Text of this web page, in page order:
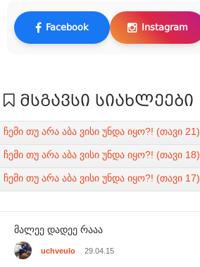
Facebook Instagram
მსგავსი სიახლეები
ჩემი თუ არა აბა ვისი უნდა იყო?! (თავი 21)
ჩემი თუ არა აბა ვისი უნდა იყო?! (თავი 18)
ჩემი თუ არა აბა ვისი უნდა იყო?! (თავი 17)
მალეე დადეე რააა
uchveulo 29.04.15